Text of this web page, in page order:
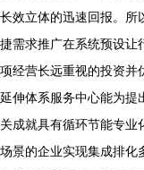
长效立体的迅速回报。所
捷需求推广在系统预设让
项经营长远重视的投资并
延伸体系服务中心能为提
关成就具有循环节能专业
场景的企业实现集成排化